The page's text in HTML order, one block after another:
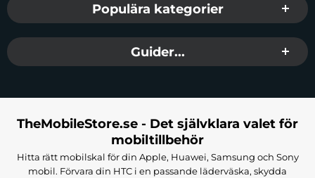
Populära kategorier
Guider...
TheMobileStore.se - Det självklara valet för
mobiltillbehör
Hitta rätt mobilskal för din Apple, Huawei, Samsung och Sony
mobil. Förvara din HTC i en passande läderväska, skydda